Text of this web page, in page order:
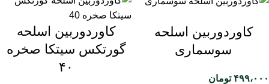
کاوردوربین اسلحه
سوسماری
۴۹۹،۰۰۰ تومان
کاوردوربین اسلحه
گورتکس سیتکا صخره
۴۰